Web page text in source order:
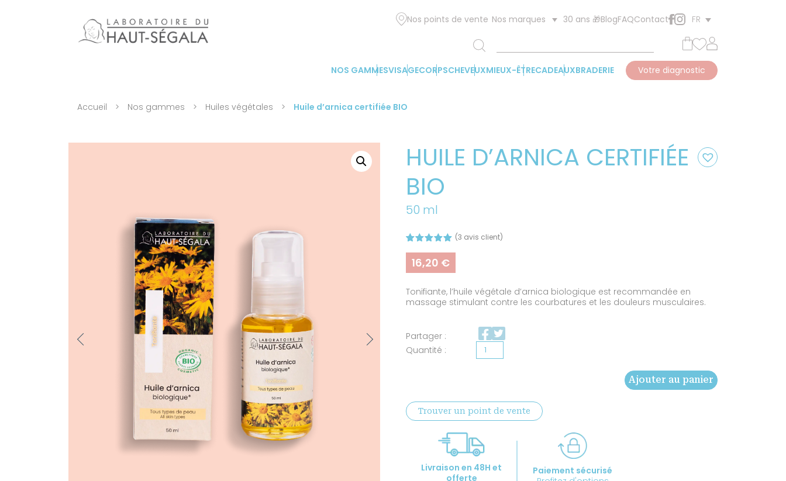
Nos points de vente Nos marques 30 ans 🎁BlogFAQContact FR
NOS GAMMESVISAGECORPSCHEVEUXMIEUX-ÊTRECADEAUXBRADERIE Votre diagnostic
Accueil > Nos gammes > Huiles végétales > Huile d’arnica certifiée BIO
Previo
Next
HUILE D’ARNICA CERTIFIÉE
BIO
50 ml
sur 5
basé sur
notations
(3 avis client)
16,20 €
Tonifiante, l’huile végétale d’arnica biologique est recommandée en
massage stimulant contre les courbatures et les douleurs musculaires.
Partager :
quantité
d'arnica
certifiée
Ajouter au panier
Trouver un point de vente
Livraison en 48H et
offerte
Paiement sécurisé